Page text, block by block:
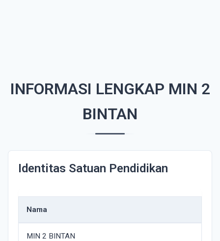
INFORMASI LENGKAP MIN 2
BINTAN
Identitas Satuan Pendidikan
Nama
MIN 2 BINTAN